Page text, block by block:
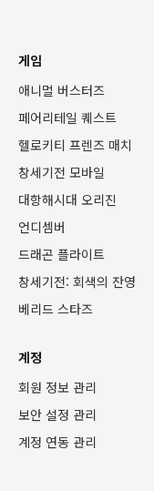
게임
애니멀 버스터즈
페어리테일 퀘스트
헬로키티 프렌즈 매치
창세기전 모바일
대항해시대 오리진
언디셈버
드래곤 플라이트
창세기전: 회색의 잔영
베리드 스타즈
계정
회원 정보 관리
보안 설정 관리
계정 연동 관리